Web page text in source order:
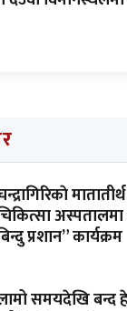
प्रशान” कार्यक्रम
समयदेखि बन्द